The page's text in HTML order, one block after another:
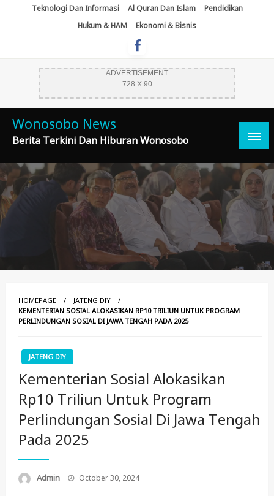
Teknologi Dan Informasi Al Quran Dan Islam
Pendidikan
Hukum & HAM
Ekonomi & Bisnis
ADVERTISEMENT
728 X 90
Wonosobo News
Berita Terkini Dan Hiburan Wonosobo
HOMEPAGE
JATENG DIY
KEMENTERIAN SOSIAL ALOKASIKAN RP10 TRILIUN UNTUK PROGRAM
PERLINDUNGAN SOSIAL DI JAWA TENGAH PADA 2025
JATENG DIY
Kementerian Sosial Alokasikan
Rp10 Triliun Untuk Program
Perlindungan Sosial Di Jawa Tengah
Pada 2025
Admin
Posted
October 30, 2024